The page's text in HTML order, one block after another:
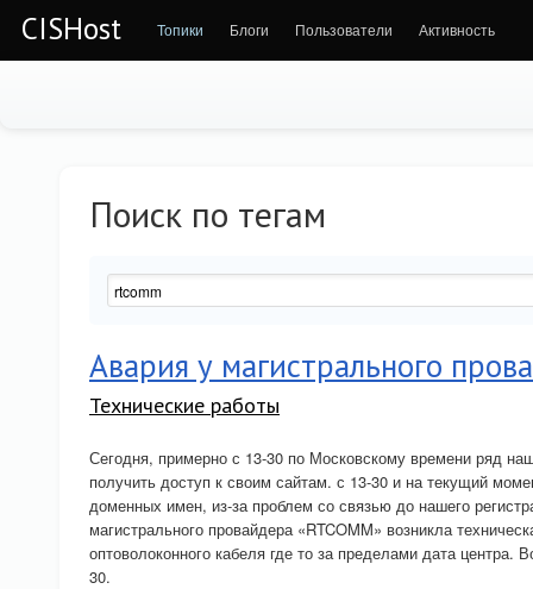
CISHost Топики Блоги Пользователи Активность
Поиск по тегам
Авария у магистрального
Технические работы
Сегодня, примерно с 13-30 по Московскому времени ряд
получить доступ к своим сайтам. с 13-30 и на текущий
доменных имен, из-за проблем со связью до нашего
магистрального провайдера «RTCOMM» возникла
оптоволоконного кабеля где то за пределами дата центра.
30.